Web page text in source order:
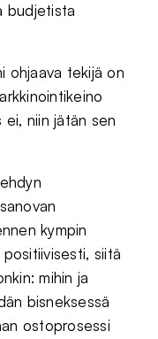
budjetista
ohjaava tekijä on
ei, niin jätän sen
kympin
siitä
mihin ja
bisneksessä
ostoprosessi